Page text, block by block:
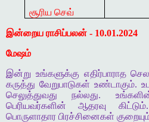
சூரிய செவ்
இன்றைய ராசிப்பலன் - 10.01.2024
மேஷம்
இன்று உங்களுக்கு எதிர்பாராத
கருத்து வேறுபாடுகள்
செலுத்துவது நல்லது.
பெரியவர்களின் ஆதரவு
பொருளாதார பிரச்சினைகள்